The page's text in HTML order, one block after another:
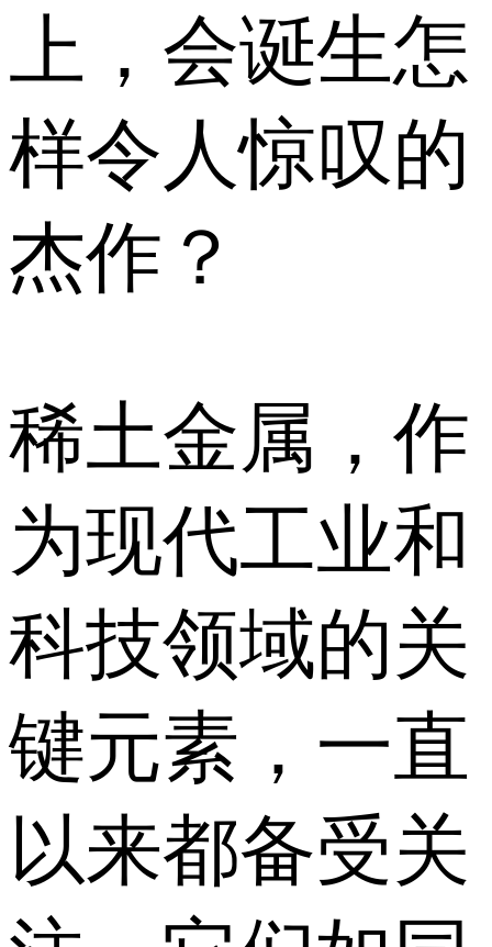
上，会诞生怎
样令人惊叹的
杰作？
稀土金属，作
为现代工业和
科技领域的关
键元素， 一直
以来都备受关